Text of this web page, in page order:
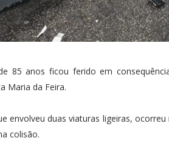
85 anos ficou ferido em
Maria da Feira.
envolveu duas viaturas ligeiras,
colisão.